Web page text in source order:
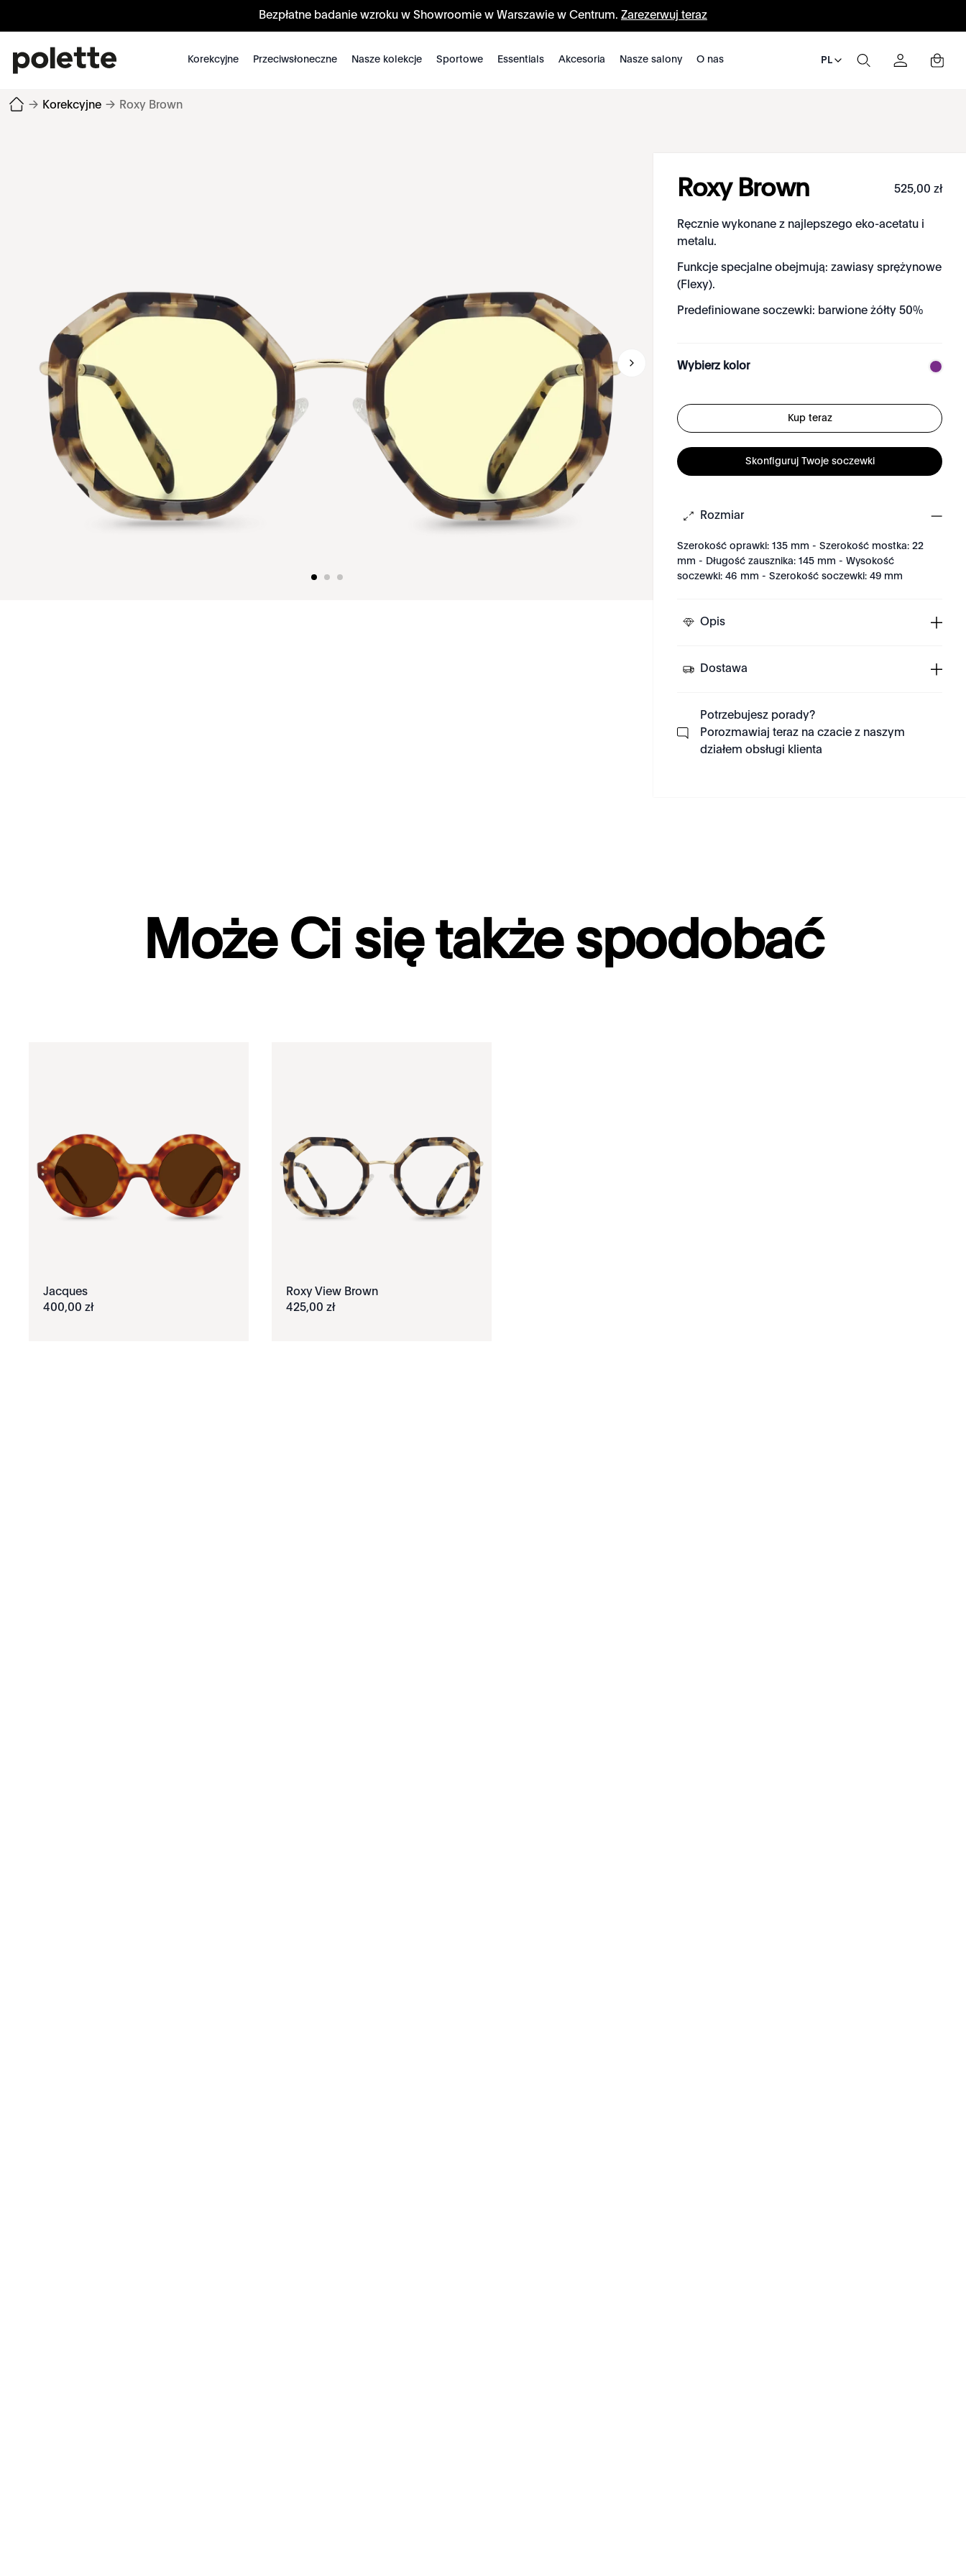
Bezpłatne badanie wzroku w Showroomie w Warszawie w Centrum. Zarezerwuj teraz
Korekcyjne Przeciwsłoneczne Nasze kolekcje Sportowe Essentials Akcesoria Nasze salony O nas PL
→ Korekcyjne → Roxy Brown
Roxy Brown 525,00 zł
Ręcznie wykonane z najlepszego eko-acetatu i
metalu.
Funkcje specjalne obejmują: zawiasy sprężynowe
(Flexy).
Predefiniowane soczewki: barwione żółty 50%
Wybierz kolor
Kup teraz
Skonfiguruj Twoje soczewki
Rozmiar
Szerokość oprawki: 135 mm - Szerokość mostka: 22
mm - Długość zausznika: 145 mm - Wysokość
soczewki: 46 mm - Szerokość soczewki: 49 mm
Opis
Dostawa
Potrzebujesz porady?
Porozmawiaj teraz na czacie z naszym
działem obsługi klienta
Może Ci się także spodobać
Jacques
400,00 zł
Roxy View Brown
425,00 zł